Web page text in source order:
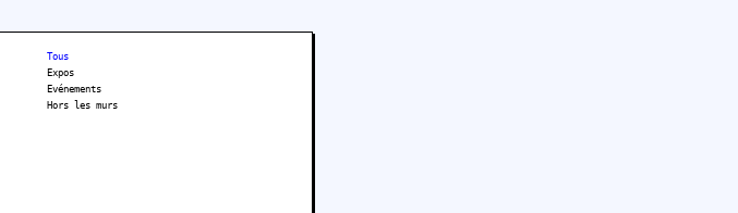
Tous
Expos
Evénements
Hors les murs